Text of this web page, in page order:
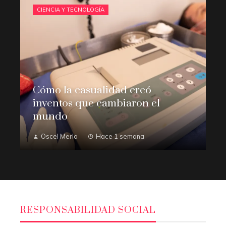
CIENCIA Y TECNOLOGÍA
Cómo la casualidad creó
inventos que cambiaron el
mundo
Oscel Merlo Hace 1 semana
RESPONSABILIDAD SOCIAL